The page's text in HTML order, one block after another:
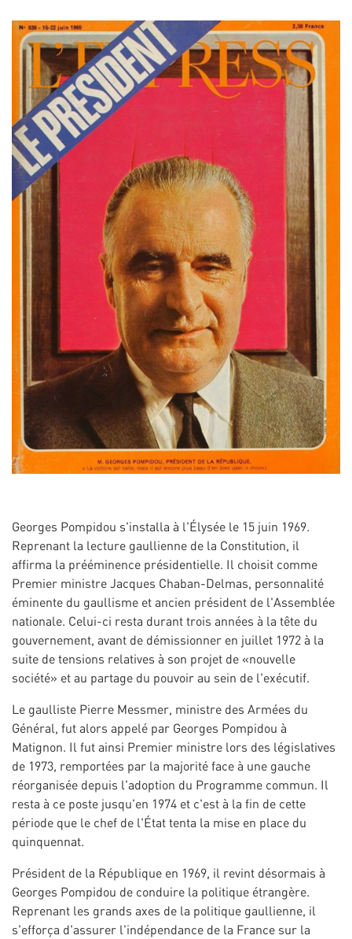
Georges Pompidou s'installa à l'Élysée le 15 juin 1969.
Reprenant la lecture gaullienne de la Constitution, il
affirma la prééminence présidentielle. Il choisit comme
Premier ministre Jacques Chaban-Delmas, personnalité
éminente du gaullisme et ancien président de l'Assemblée
nationale. Celui-ci resta durant trois années à la tête du
gouvernement, avant de démissionner en juillet 1972 à la
suite de tensions relatives à son projet de «nouvelle
société» et au partage du pouvoir au sein de l'exécutif.
Le gaulliste Pierre Messmer, ministre des Armées du
Général, fut alors appelé par Georges Pompidou à
Matignon. Il fut ainsi Premier ministre lors des législatives
de 1973, remportées par la majorité face à une gauche
réorganisée depuis l'adoption du Programme commun. Il
resta à ce poste jusqu'en 1974 et c'est à la fin de cette
période que le chef de l'État tenta la mise en place du
quinquennat.
Président de la République en 1969, il revint désormais à
Georges Pompidou de conduire la politique étrangère.
Reprenant les grands axes de la politique gaullienne, il
s'efforça d'assurer l'indépendance de la France sur la